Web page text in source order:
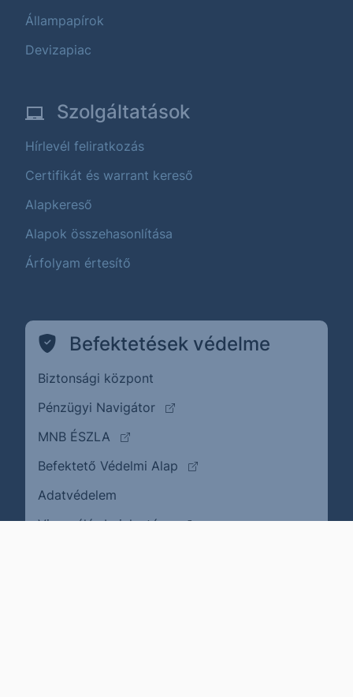
Állampapírok
Devizapiac
Szolgáltatások
Hírlevél feliratkozás
Certifikát és warrant kereső
Alapkereső
Alapok összehasonlítása
Árfolyam értesítő
Befektetések védelme
Biztonsági központ
Pénzügyi Navigátor
(külső oldalra ugrik)
MNB ÉSZLA
(külső oldalra ugrik)
Befektető Védelmi Alap
(külső oldalra ugrik)
Adatvédelem
Visszaélés bejelentése(külső oldalra ugrik)